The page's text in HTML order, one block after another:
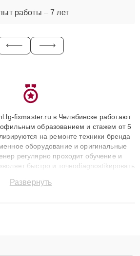
работы – 7 лет
fixmaster.ru в Челябинске работают
образованием и стажем от 5
на ремонте техники бренда
оборудование и оригинальные
регулярно проходит обучение и
быстро и точноdiagnostikировать
решают сложные случаи: от замены
Развернуть